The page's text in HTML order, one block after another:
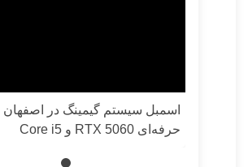
اسمبل سیستم گیمینگ در اصفهان
حرفه‌ای RTX 5060 و Core i5